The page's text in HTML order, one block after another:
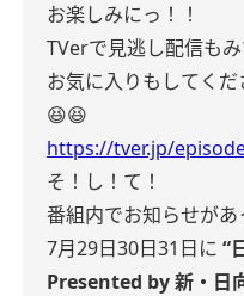
お楽しみにっ！！
TVerで見逃し配信も
お気に入りもしてくだ
😆😆
https://tver.jp/
そ！し！て！
番組内でお知らせがあ
7月29日30日31日に “
Presented by 新・日